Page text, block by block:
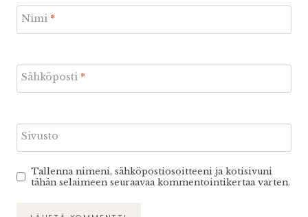
Nimi *
Sähköposti *
Sivusto
Tallenna nimeni, sähköpostiosoitteeni ja kotisivuni
tähän selaimeen seuraavaa kommentointikertaa varten.